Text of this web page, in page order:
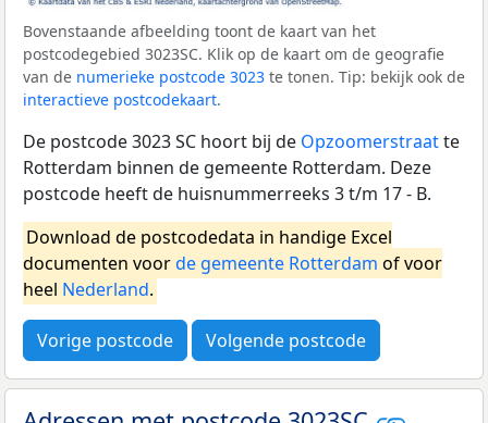
Bovenstaande afbeelding toont de kaart van het
postcodegebied 3023SC. Klik op de kaart om de geografie
van de numerieke postcode 3023 te tonen. Tip: bekijk ook de
interactieve postcodekaart.
De postcode 3023 SC hoort bij de Opzoomerstraatte
Rotterdam binnen de gemeente Rotterdam. Deze
postcode heeft de huisnummerreeks 3 t/m 17 - B.
Download de postcodedata in handige Excel
documenten voorde gemeente Rotterdam of voor
heel Nederland.
Vorige postcode Volgende postcode